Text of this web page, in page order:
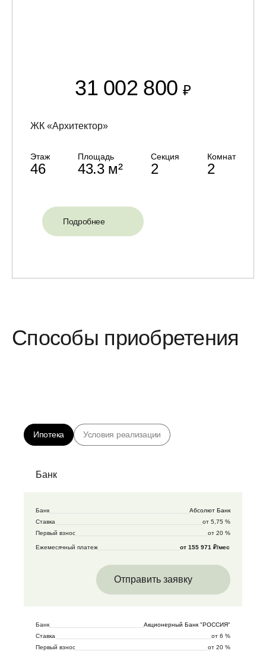
31 002 800₽
ЖК «Архитектор»
Этаж
46
Площадь
43.3 м²
Секция
2
Комнат
2
Подробнее
Способы приобретения
Ипотека Условия реализации
Банк
Банк
Абсолют Банк
Ставка
от 5,75 %
Первый взнос
от 20 %
Ежемесячный платеж от 155 971 ₽/мес
Отправить заявку
Банк
Акционерный Банк "РОССИЯ"
Ставка
от 6 %
Первый взнос
от 20 %